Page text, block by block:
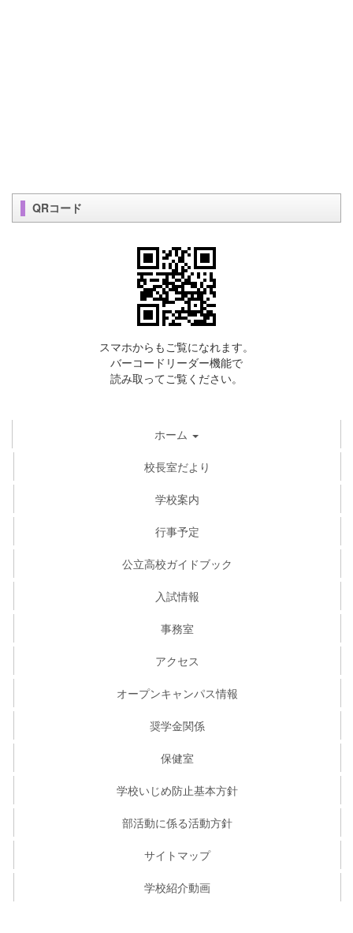
QRコード
スマホからもご覧になれます。
バーコードリーダー機能で
読み取ってご覧ください。
ホーム
校長室だより
学校案内
行事予定
公立高校ガイドブック
入試情報
事務室
アクセス
オープンキャンパス情報
奨学金関係
保健室
学校いじめ防止基本方針
部活動に係る活動方針
サイトマップ
学校紹介動画